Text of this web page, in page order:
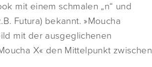
mit einem schmalen „n“ und
Futura) bekannt. »Moucha
mit der ausgeglichenen
X« den Mittelpunkt zwischen